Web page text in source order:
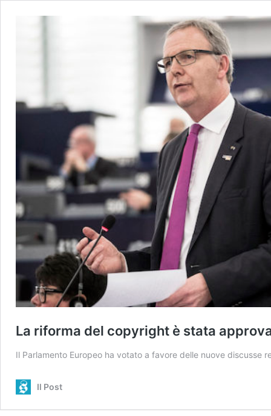
La riforma del copyright è stata
Il Parlamento Europeo ha votato a favore delle nuove discusse
Il Post